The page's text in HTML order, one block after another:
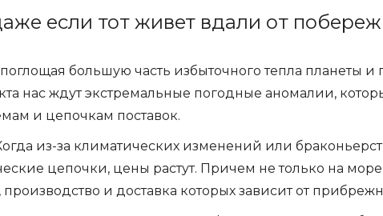
если тот живет вдали от
большую часть избыточного тепла планеты и
нас ждут экстремальные погодные аномалии,
и цепочкам поставок.
из-за климатических изменений или
цепочки, цены растут. Причем не только на
и доставка которых зависит от